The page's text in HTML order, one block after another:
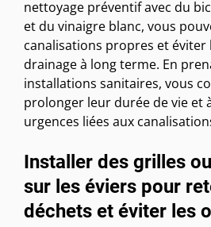
nettoyage préventif avec du
et du vinaigre blanc, vous
canalisations propres et éviter
drainage à long terme. En
installations sanitaires, vous
prolonger leur durée de vie et
urgences liées aux
Installer des grilles
sur les éviers pour
déchets et éviter les